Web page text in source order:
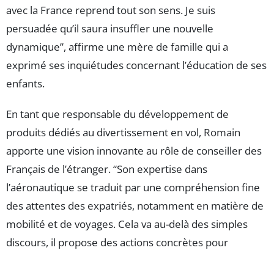
avec la France reprend tout son sens. Je suis
persuadée qu’il saura insuffler une nouvelle
dynamique”, affirme une mère de famille qui a
exprimé ses inquiétudes concernant l’éducation de ses
enfants.
En tant que responsable du développement de
produits dédiés au divertissement en vol, Romain
apporte une vision innovante au rôle de conseiller des
Français de l’étranger. “Son expertise dans
l’aéronautique se traduit par une compréhension fine
des attentes des expatriés, notamment en matière de
mobilité et de voyages. Cela va au-delà des simples
discours, il propose des actions concrètes pour